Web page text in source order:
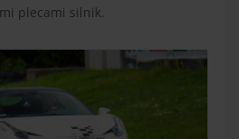
plecami silnik.